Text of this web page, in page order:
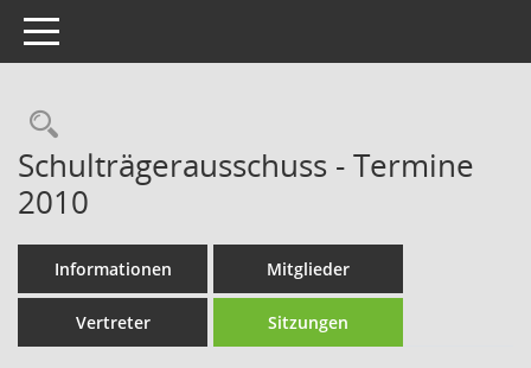
Toggle navigation
Rechercheauswahl
Schulträgerausschuss - Termine
2010
Informationen Mitglieder
Vertreter Sitzungen